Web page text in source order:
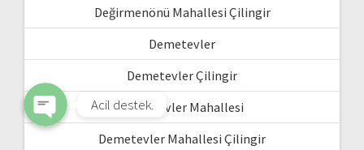
Değirmenönü Mahallesi Çilingir
Demetevler
Demetevler Çilingir
Demetevler Mahallesi
Demetevler Mahallesi Çilingir
Phone
Acil destek.